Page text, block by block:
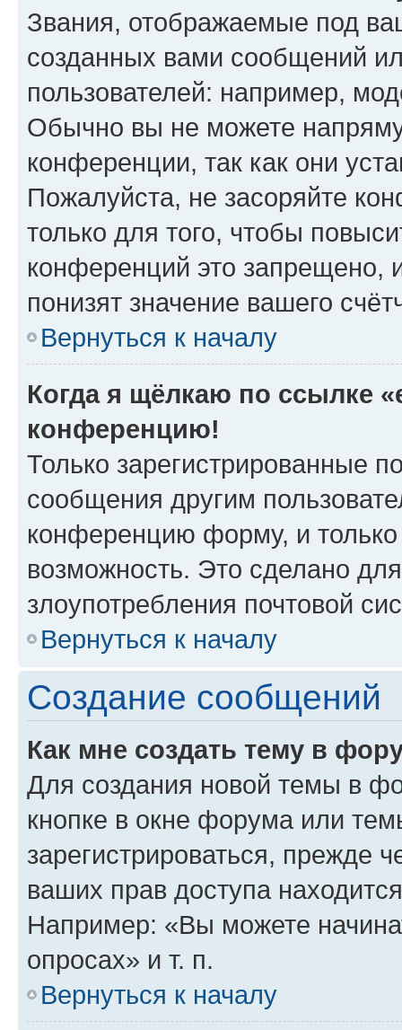
Звания, отображаемые под
созданных вами сообщений
пользователей: например,
Обычно вы не можете
конференции, так как они
Пожалуйста, не засоряйте
только для того, чтобы
конференций это запрещено,
понизят значение вашего
Вернуться к началу
Когда я щёлкаю по ссылке
конференцию!
Только зарегистрированные
сообщения другим
конференцию форму, и
возможность. Это сделано
злоупотребления почтовой
Вернуться к началу
Создание сообщений
Как мне создать тему в
Для создания новой темы в
кнопке в окне форума или
зарегистрироваться, прежде
ваших прав доступа
Например: «Вы можете
опросах» и т. п.
Вернуться к началу